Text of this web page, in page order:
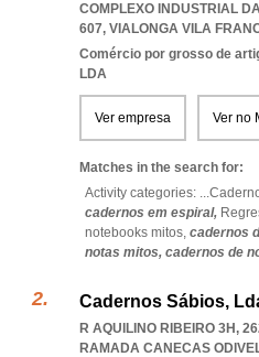
COMPLEXO INDUSTRIAL
607, VIALONGA VILA
Comércio por grosso de
LDA
Ver empresa Ver no
Matches in the search for:
Activity categories: ...
cadernos em espiral,
notebooks mitos, cadernos
notas mitos, cadernos de
Cadernos Sábios,
R AQUILINO RIBEIRO 3H,
RAMADA CANECAS